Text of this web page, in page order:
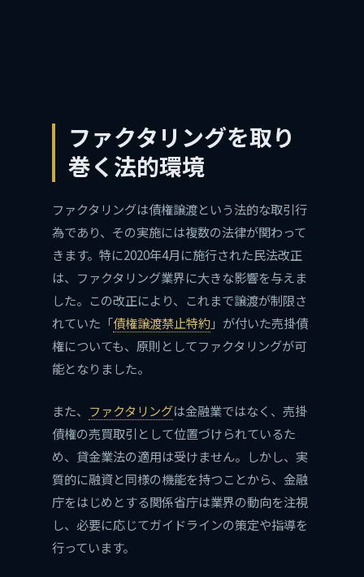
ファクタリングを取り
巻く法的環境
ファクタリングは債権譲渡という法的な取引行
為であり、その実施には複数の法律が関わって
きます。特に2020年4月に施行された民法改正
は、ファクタリング業界に大きな影響を与えま
した。この改正により、これまで譲渡が制限さ
れていた「債権譲渡禁止特約」が付いた売掛債
権についても、原則としてファクタリングが可
能となりました。
また、 ファクタリングは金融業ではなく、売掛
債権の売買取引として位置づけられているた
め、貸金業法の適用は受けません。しかし、実
質的に融資と同様の機能を持つことから、金融
庁をはじめとする関係省庁は業界の動向を注視
し、必要に応じてガイドラインの策定や指導を
行っています。